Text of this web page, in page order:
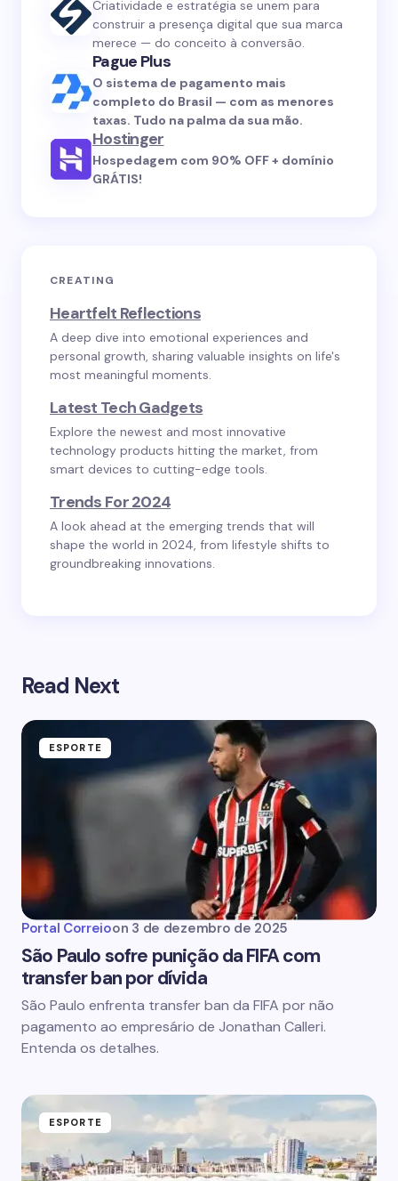
Criatividade e estratégia se unem para
construir a presença digital que sua marca
merece — do conceito à conversão.
Pague Plus
O sistema de pagamento mais
completo do Brasil — com as menores
taxas. Tudo na palma da sua mão.
Hostinger
Hospedagem com 90% OFF + domínio
GRÁTIS!
CREATING
Heartfelt Reflections
A deep dive into emotional experiences and
personal growth, sharing valuable insights on life's
most meaningful moments.
Latest Tech Gadgets
Explore the newest and most innovative
technology products hitting the market, from
smart devices to cutting-edge tools.
Trends For 2024
A look ahead at the emerging trends that will
shape the world in 2024, from lifestyle shifts to
groundbreaking innovations.
Read Next
ESPORTE
Portal Correioon 3 de dezembro de 2025
São Paulo sofre punição da FIFA com
transfer ban por dívida
São Paulo enfrenta transfer ban da FIFA por não
pagamento ao empresário de Jonathan Calleri.
Entenda os detalhes.
ESPORTE